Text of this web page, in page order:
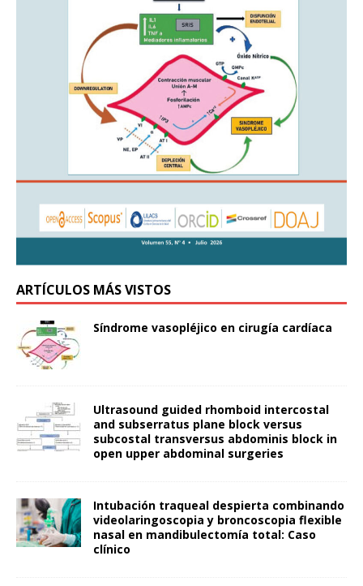
ARTÍCULOS MÁS VISTOS
Síndrome vasopléjico en cirugía cardíaca
Ultrasound guided rhomboid intercostal
and subserratus plane block versus
subcostal transversus abdominis block in
open upper abdominal surgeries
Intubación traqueal despierta combinando
videolaringoscopia y broncoscopia flexible
nasal en mandibulectomía total: Caso
clínico